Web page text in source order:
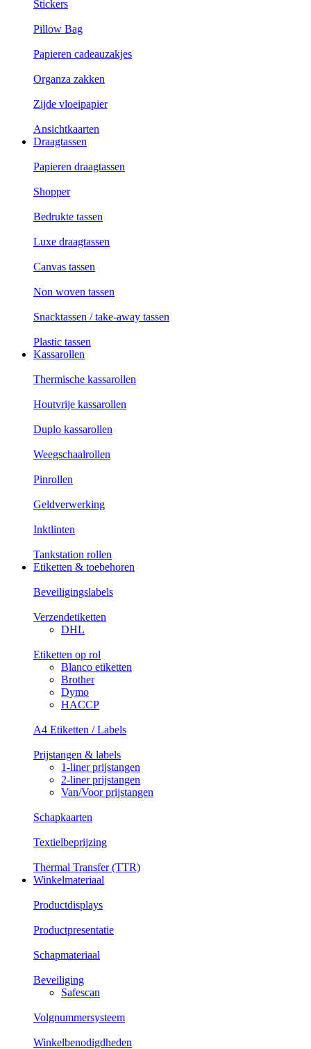
Stickers
Pillow Bag
Papieren cadeauzakjes
Organza zakken
Zijde vloeipapier
Ansichtkaarten
Draagtassen
Papieren draagtassen
Shopper
Bedrukte tassen
Luxe draagtassen
Canvas tassen
Non woven tassen
Snacktassen / take-away tassen
Plastic tassen
Kassarollen
Thermische kassarollen
Houtvrije kassarollen
Duplo kassarollen
Weegschaalrollen
Pinrollen
Geldverwerking
Inktlinten
Tankstation rollen
Etiketten & toebehoren
Beveiligingslabels
Verzendetiketten
DHL
Etiketten op rol
Blanco etiketten
Brother
Dymo
HACCP
A4 Etiketten / Labels
Prijstangen & labels
1-liner prijstangen
2-liner prijstangen
Van/Voor prijstangen
Schapkaarten
Textielbeprijzing
Thermal Transfer (TTR)
Winkelmateriaal
Productdisplays
Productpresentatie
Schapmateriaal
Beveiliging
Safescan
Volgnummersysteem
Winkelbenodigdheden